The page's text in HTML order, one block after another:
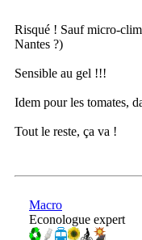
Risqué ! Sauf micro-
Nantes ?)
Sensible au gel !!!
Idem pour les tomates,
Tout le reste, ça va !
Macro
Econologue expert